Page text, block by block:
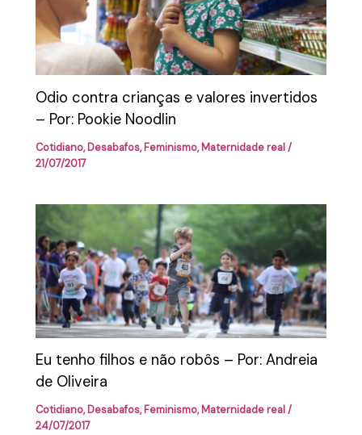
Odio contra crianças e valores invertidos
– Por: Pookie Noodlin
Cotidiano,Desabafos,Feminismo,Maternidade real/
21/07/2017
Eu tenho filhos e não robôs – Por: Andreia
de Oliveira
Cotidiano,Desabafos,Feminismo,Maternidade real/
24/07/2017